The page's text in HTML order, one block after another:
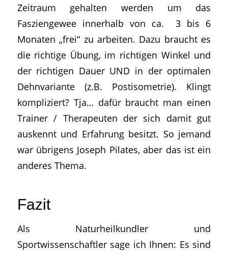
Zeitraum gehalten werden um das
Fasziengewee innerhalb von ca. 3 bis 6
Monaten „frei“ zu arbeiten. Dazu braucht es
die richtige Übung, im richtigen Winkel und
der richtigen Dauer UND in der optimalen
Dehnvariante (z.B. Postisometrie). Klingt
kompliziert? Tja… dafür braucht man einen
Trainer / Therapeuten der sich damit gut
auskennt und Erfahrung besitzt. So jemand
war übrigens Joseph Pilates, aber das ist ein
anderes Thema.
Fazit
Als Naturheilkundler und
Sportwissenschaftler sage ich Ihnen: Es sind